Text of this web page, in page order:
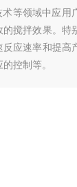
等领域中应用
搅拌效果。
应速率和提高
控制等。